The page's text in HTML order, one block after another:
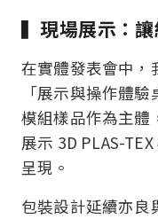
▍現場展示：讓
在實體發表會中，
「展示與操作體
模組樣品作為主體
展示 3D PLAS-
呈現。
包裝設計延續亦